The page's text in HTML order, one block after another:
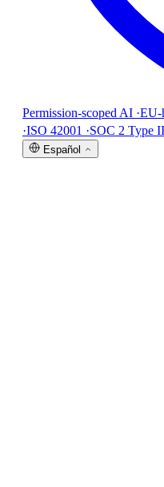
Permission-scoped AI ·EU-
·ISO 42001 ·SOC 2 Type II
Español